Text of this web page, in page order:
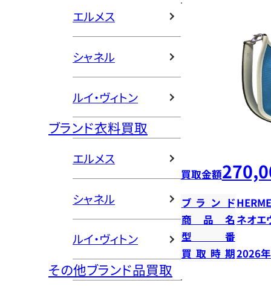
エルメス
シャネル
ルイ・ヴィトン
ブランド衣料買取
エルメス
シャネル
ルイ・ヴィトン
その他ブランド品買取
買取金額
ブランド
商品名 ネオエ
型番
買取時期2026